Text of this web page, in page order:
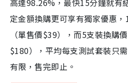
高達98.26%，最快15分鐘就有
定金額換購更可享有獨家優惠
（單售價$39），而5支裝換購
$180），平均每支測試套裝只
有限，售完即止。